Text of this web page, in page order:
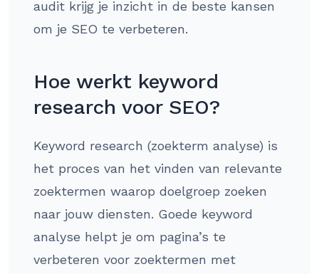
audit krijg je inzicht in de beste kansen
om je SEO te verbeteren.
Hoe werkt keyword
research voor SEO?
Keyword research (zoekterm analyse) is
het proces van het vinden van relevante
zoektermen waarop doelgroep zoeken
naar jouw diensten. Goede keyword
analyse helpt je om pagina’s te
verbeteren voor zoektermen met